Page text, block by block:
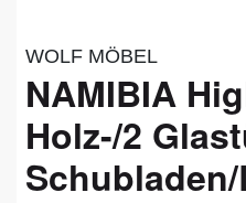
WOLF MÖBEL
NAMIBIA
Holz-/2